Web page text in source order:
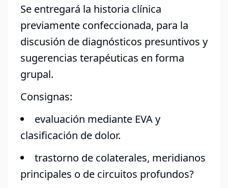
Se entregará la historia clínica
previamente confeccionada, para la
discusión de diagnósticos presuntivos y
sugerencias terapéuticas en forma
grupal.
Consignas:
evaluación mediante EVA y
clasificación de dolor.
trastorno de colaterales, meridianos
principales o de circuitos profundos?